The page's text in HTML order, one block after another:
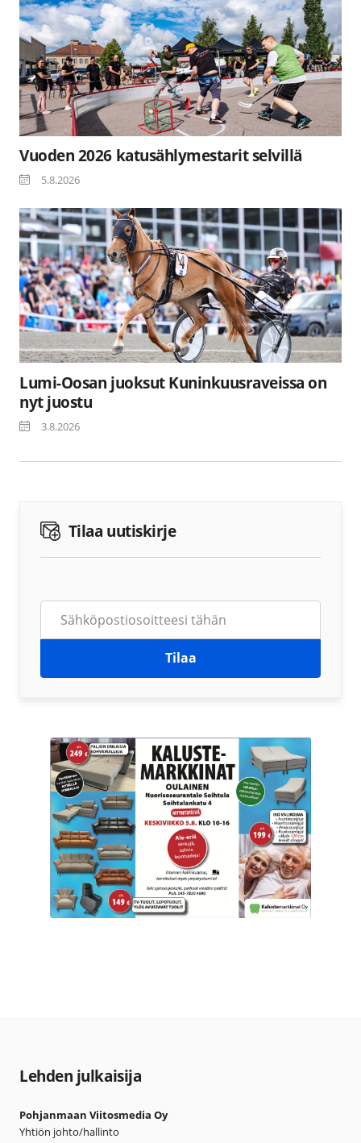
Vuoden 2026 katusählymestarit selvillä
5.8.2026
Lumi-Oosan juoksut Kuninkuusraveissa on
nyt juostu
3.8.2026
Tilaa uutiskirje
Tilaa
Lehden julkaisija
Pohjanmaan Viitosmedia Oy
Yhtiön johto/hallinto